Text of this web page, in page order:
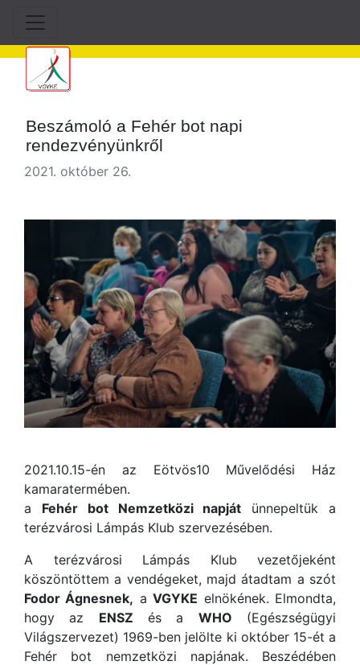
Beszámoló a Fehér bot napi
rendezvényünkről
2021. október 26.
2021.10.15-én az Eötvös10 Művelődési Ház
kamaratermében.
a Fehér bot Nemzetközi napját ünnepeltük a
terézvárosi Lámpás Klub szervezésében.
A terézvárosi Lámpás Klub vezetőjeként
köszöntöttem a vendégeket, majd átadtam a szót
Fodor Ágnesnek, aVGYKE elnökének. Elmondta,
hogy az ENSZ és a WHO (Egészségügyi
Világszervezet) 1969-ben jelölte ki október 15-ét a
Fehér bot nemzetközi napjának. Beszédében